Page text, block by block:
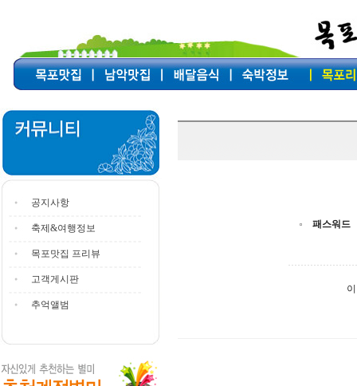
공지사항
축제&여행정보
목포맛집 프리뷰
고객게시판
추억앨범
패스워드